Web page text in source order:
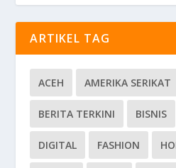
ARTIKEL TAG
ACEH AMERIKA SERIKAT
BERITA TERKINI BISNIS
DIGITAL FASHION